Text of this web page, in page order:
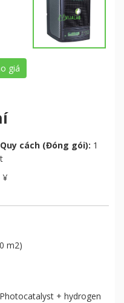
giá
Quy cách (Đóng gói): 1
¥
m2)
+ hydrogen